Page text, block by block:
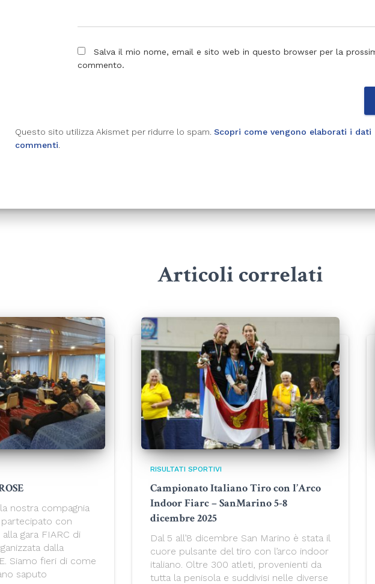
Salva il mio nome, email e sito web in questo browser per la
commento.
Questo sito utilizza Akismet per ridurre lo spam. Scopri come vengono elaborati i dati
commenti.
Articoli correlati
nostra compagnia
con
gara FIARC di
dalla
Siamo fieri di come
saputo
RISULTATI SPORTIVI
Campionato Italiano Tiro con l’Arco
Indoor Fiarc – SanMarino 5-8
dicembre 2025
Dal 5 all’8 dicembre San Marino è stata il
cuore pulsante del tiro con l’arco indoor
italiano. Oltre 300 atleti, provenienti da
tutta la penisola e suddivisi nelle diverse